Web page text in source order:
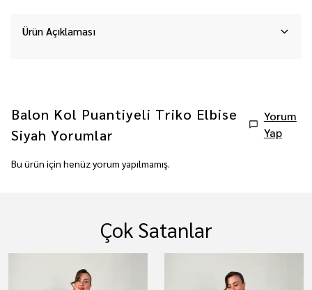
Ürün Açıklaması
Balon Kol Puantiyeli Triko Elbise
Siyah Yorumlar
Yorum
Yap
Bu ürün için henüz yorum yapılmamış.
Çok Satanlar